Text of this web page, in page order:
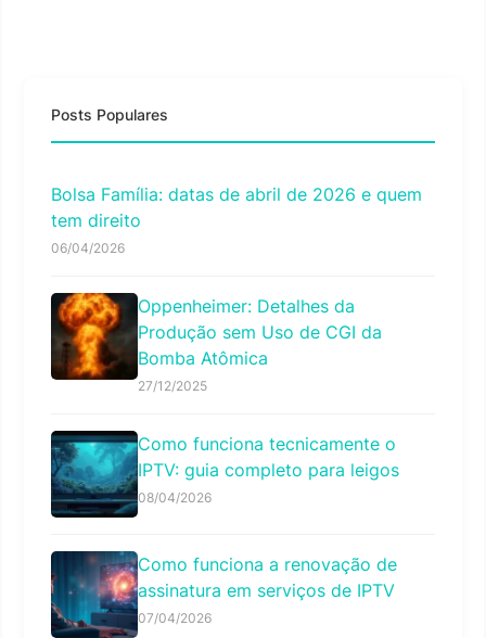
Posts Populares
Bolsa Família: datas de abril de 2026 e quem
tem direito
06/04/2026
Oppenheimer: Detalhes da
Produção sem Uso de CGI da
Bomba Atômica
27/12/2025
Como funciona tecnicamente o
IPTV: guia completo para leigos
08/04/2026
Como funciona a renovação de
assinatura em serviços de IPTV
07/04/2026